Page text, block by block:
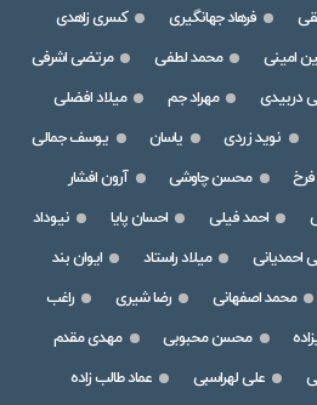
فرهاد جهانگیری
کسری زاهدی
امینی محمد لطفی
مرتضی اشرفی
دربیدی مهراد جم
میلاد افضلی
نوید زردی یاسان
یوسف جمالی
فرخ محسن چاوشی
آرون افشار
احمد فیلی احسان پایا
نیوداد
احمدیانی میلاد راستاد
ایوان بند
محمد اصفهانی رضا شیری
راغب
محسن محبوبی
مهدی مقدم
علی لهراسبی
عماد طالب زاده